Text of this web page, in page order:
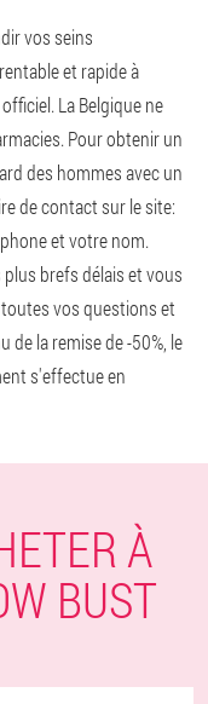
vos seins
et rapide à
La Belgique ne
Pour obtenir un
des hommes avec un
de contact sur le site:
et votre nom.
brefs délais et vous
vos questions et
de la remise de -50%, le
s'effectue en
À
BUST